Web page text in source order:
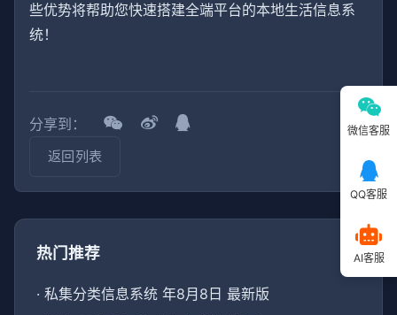
些优势将帮助您快速搭建全端平台的本地生活信息系
统！
分享到：
返回列表
热门推荐
· 私集分类信息系统 年8月8日 最新版
微信客服
QQ客服
AI客服